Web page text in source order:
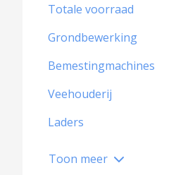
Totale voorraad
Grondbewerking
Bemestingmachines
Veehouderij
Laders
Toon meer